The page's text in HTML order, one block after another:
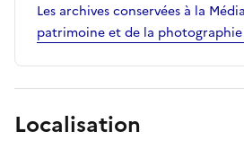
Les archives conservées à la
patrimoine et de la photographie
Localisation